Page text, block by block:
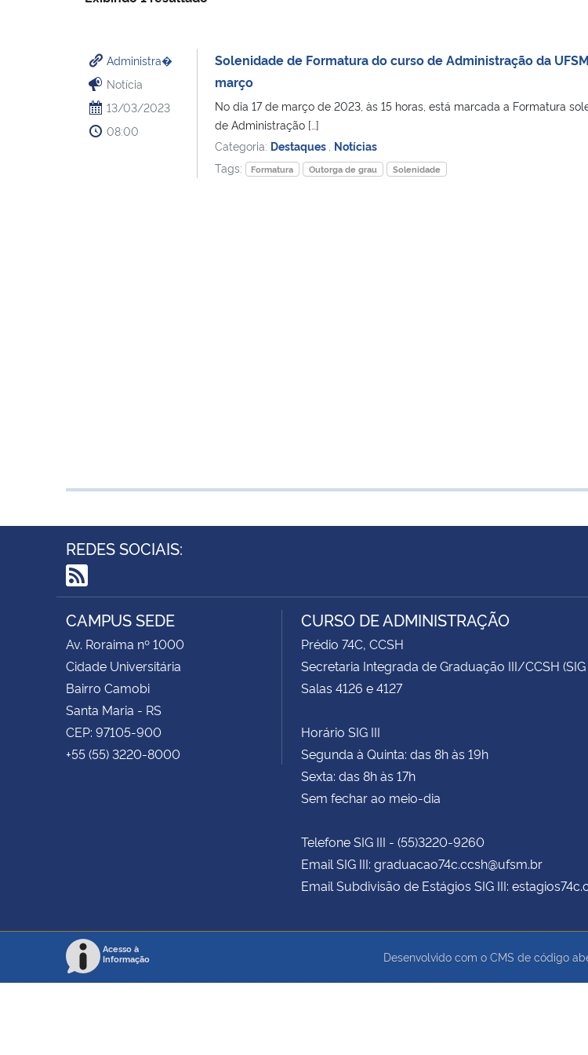
Administra�
Notícia
13/03/2023
08:00
Solenidade de Formatura do curso de Administração da
março
No dia 17 de março de 2023, às 15 horas, está marcada a Formatura
de Administração […]
Categoria: Destaques Notícias
Tags:
Formatura Outorga de grau Solenidade
REDES SOCIAIS:
RSS
CAMPUS SEDE
Av. Roraima nº 1000
Cidade Universitária
Bairro Camobi
Santa Maria - RS
CEP: 97105-900
+55 (55) 3220-8000
CURSO DE ADMINISTRAÇÃO
Prédio 74C, CCSH
Secretaria Integrada de Graduação III/CCSH
Salas 4126 e 4127
Horário SIG III
Segunda à Quinta: das 8h às 19h
Sexta: das 8h às 17h
Sem fechar ao meio-dia
Telefone SIG III - (55)3220-9260
Email SIG III: graduacao74c.ccsh@ufsm.br
Email Subdivisão de Estágios SIG III:
Acesso à
Informação
Desenvolvido com o CMS de código